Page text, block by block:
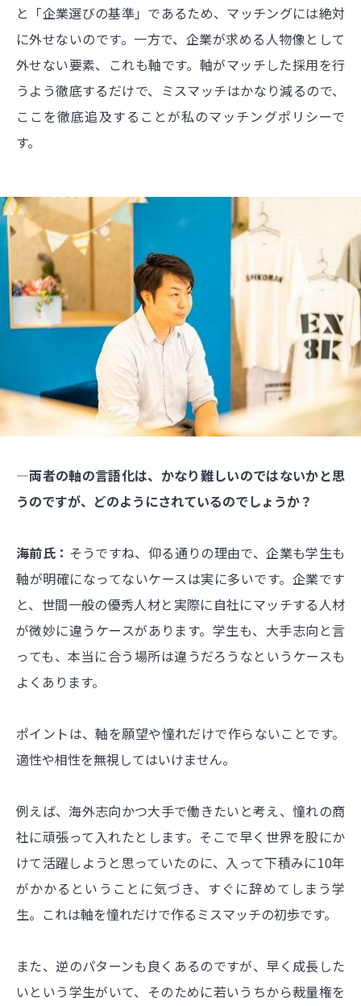
と「企業選びの基準」であるため、マッチングには絶対
に外せないのです。一方で、企業が求める人物像として
外せない要素、これも軸です。軸がマッチした採用を行
うよう徹底するだけで、ミスマッチはかなり減るので、
ここを徹底追及することが私のマッチングポリシーで
す。
―両者の軸の言語化は、かなり難しいのではないかと思
うのですが、どのようにされているのでしょうか？
海前氏： そうですね、仰る通りの理由で、企業も学生も
軸が明確になってないケースは実に多いです。企業です
と、世間一般の優秀人材と実際に自社にマッチする人材
が微妙に違うケースがあります。学生も、大手志向と言
っても、本当に合う場所は違うだろうなというケースも
よくあります。
ポイントは、軸を願望や憧れだけで作らないことです。
適性や相性を無視してはいけません。
例えば、海外志向かつ大手で働きたいと考え、憧れの商
社に頑張って入れたとします。そこで早く世界を股にか
けて活躍しようと思っていたのに、入って下積みに10年
がかかるということに気づき、すぐに辞めてしまう学
生。これは軸を憧れだけで作るミスマッチの初歩です。
また、逆のパターンも良くあるのですが、早く成長した
いという学生がいて、そのために若いうちから裁量権を